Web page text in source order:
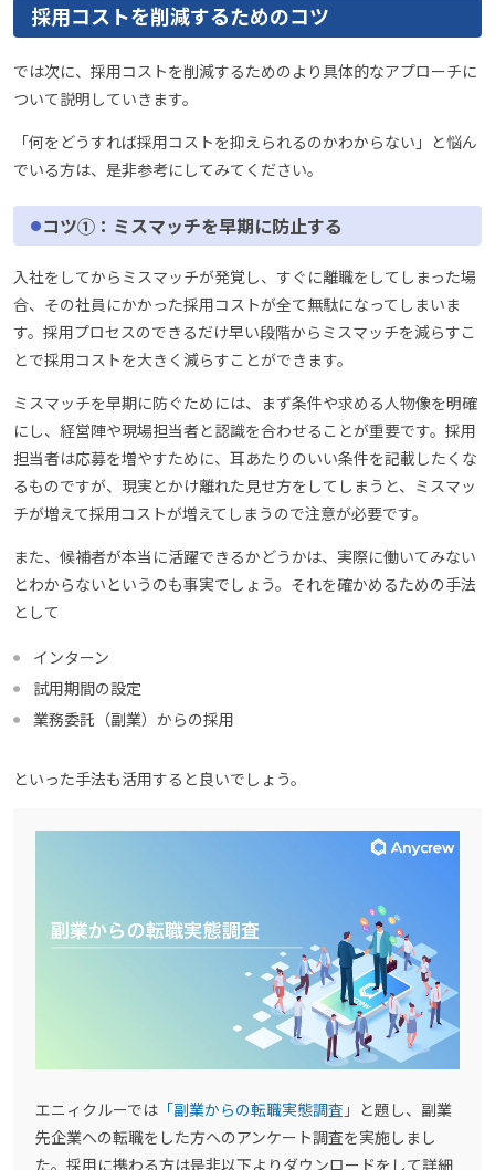
採用コストを削減するためのコツ
では次に、採用コストを削減するためのより具体的なアプローチに
ついて説明していきます。
「何をどうすれば採用コストを抑えられるのかわからない」と悩ん
でいる方は、是非参考にしてみてください。
コツ①：ミスマッチを早期に防止する
入社をしてからミスマッチが発覚し、すぐに離職をしてしまった場
合、その社員にかかった採用コストが全て無駄になってしまいま
す。採用プロセスのできるだけ早い段階からミスマッチを減らすこ
とで採用コストを大きく減らすことができます。
ミスマッチを早期に防ぐためには、まず条件や求める人物像を明確
にし、経営陣や現場担当者と認識を合わせることが重要です。採用
担当者は応募を増やすために、耳あたりのいい条件を記載したくな
るものですが、現実とかけ離れた見せ方をしてしまうと、ミスマッ
チが増えて採用コストが増えてしまうので注意が必要です。
また、候補者が本当に活躍できるかどうかは、実際に働いてみない
とわからないというのも事実でしょう。それを確かめるための手法
として
インターン
試用期間の設定
業務委託（副業）からの採用
といった手法も活用すると良いでしょう。
エニィクルーでは 「副業からの転職実態調査」 と題し、副業
先企業への転職をした方へのアンケート調査を実施しまし
た。採用に携わる方は是非以下よりダウンロードをして詳細